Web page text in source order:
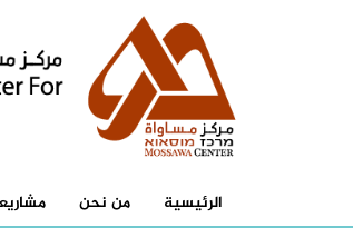
الرئيسية من نحن